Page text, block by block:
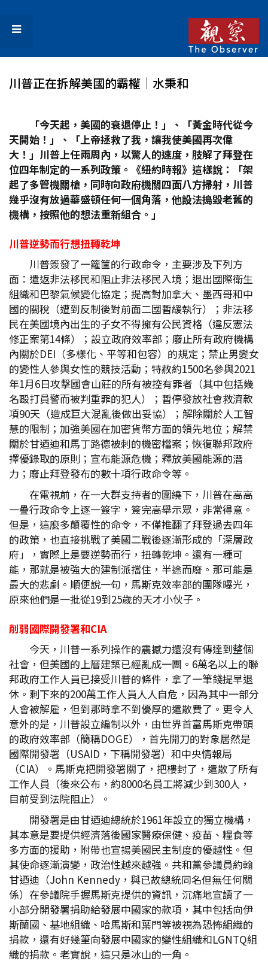
川普正在拆解美國的霸權│水秉和
「今天起，美國的衰退停止！」、「黃金時代從今
天開始！」、「上帝拯救了我，讓我使美國再次偉
大！」川普上任兩周內，以驚人的速度，肢解了拜登在
位四年制定的一系列政策。《紐約時報》這樣說：「架
起了多管機關槍，同時向政府機關四面八方掃射，川普
幾乎沒有放過華盛頓任何一個角落，他設法搗毀老舊的
機構，按照他的想法重新組合。」
川普逆勢而行想扭轉乾坤
川普簽發了一籮筐的行政命令，主要涉及下列方
面：遣返非法移民和阻止非法移民入境；退出國際衛生
組織和巴黎氣候變化協定；提高對加拿大、墨西哥和中
國的關稅（遭到反制後對前面二國暫緩執行）；非法移
民在美國境內出生的子女不得擁有公民資格（違反憲法
修正案第14條）；設立政府效率部；廢止所有政府機構
內關於DEI（多樣化、平等和包容）的規定；禁止男變女
的變性人參與女性的競技活動；特赦約1500名參與2021
年1月6日攻擊國會山莊的所有被控有罪者（其中包括幾
名毆打員警而被判重罪的犯人）；暫停發放社會救濟款
項90天（造成巨大混亂後做出妥協）；解除關於人工智
慧的限制；加強美國在加密貨幣方面的領先地位；解禁
關於甘迺迪和馬丁路德被刺的機密檔案；恢復聯邦政府
擇優錄取的原則；宣布能源危機；釋放美國能源的潛
力；廢止拜登發布的數十項行政命令等。
在電視前，在一大群支持者的圍繞下，川普在高高
一疊行政命令上逐一簽字，簽完高舉示眾，非常得意。
但是，這麼多顛覆性的命令，不僅推翻了拜登過去四年
的政策，也直接挑戰了美國二戰後逐漸形成的「深層政
府」，實際上是要逆勢而行，扭轉乾坤。還有一種可
能，那就是被強大的建制派擋住，半途而廢。那可能是
最大的悲劇。順便說一句，馬斯克效率部的團隊曝光，
原來他們是一批從19到25歲的天才小伙子。
削弱國際開發署和CIA
今天，川普一系列操作的震撼力還沒有傳達到整個
社會，但美國的上層建築已經亂成一團。6萬名以上的聯
邦政府工作人員已接受川普的條件，拿了一筆錢提早退
休。剩下來的200萬工作人員人人自危，因為其中一部分
人會被解雇，但到那時拿不到優厚的遣散費了。更令人
意外的是，川普設立編制以外，由世界首富馬斯克帶頭
的政府效率部（簡稱DOGE），首先開刀的對象居然是
國際開發署（USAID，下稱開發署）和中央情報局
（CIA）。馬斯克把開發署關了，把樓封了，遣散了所有
工作人員（後來公布，約8000名員工將減少到300人，
目前受到法院阻止）。
開發署是由甘迺迪總統於1961年設立的獨立機構，
其本意是要提供經濟落後國家醫療保健、疫苗、糧食等
多方面的援助，附帶也宣揚美國民主制度的優越性。但
其使命逐漸演變，政治性越來越強。共和黨參議員約翰
甘迺迪（John Kennedy，與已故總統同名但無任何關
係）在參議院手握馬斯克提供的資訊，沉痛地宣讀了一
小部分開發署捐助給發展中國家的款項，其中包括向伊
斯蘭國、基地組織、哈馬斯和葉門等被視為恐怖組織的
捐款，還有好幾筆向發展中國家的變性組織和LGNTQ組
織的捐款。老實說，這只是冰山的一角。